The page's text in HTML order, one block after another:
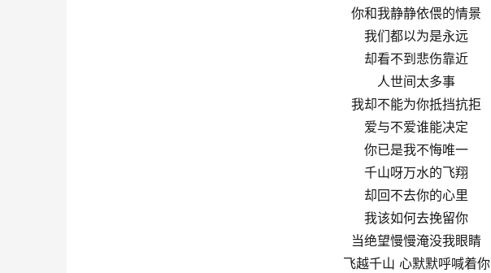
你和我静静依偎的情景
我们都以为是永远
却看不到悲伤靠近
人世间太多事
我却不能为你抵挡抗拒
爱与不爱谁能决定
你已是我不悔唯一
千山呀万水的飞翔
却回不去你的心里
我该如何去挽留你
当绝望慢慢淹没我眼睛
飞越千山 心默默呼喊着你